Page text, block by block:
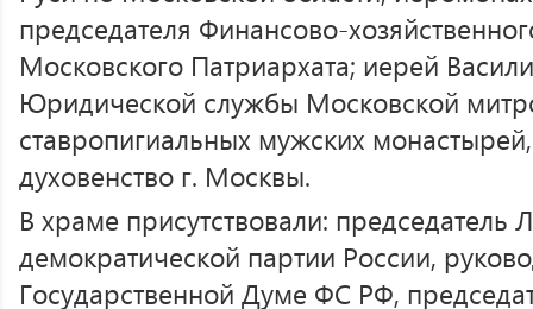
председателя Финансово-
Московского Патриархата; иерей
Юридической службы Московской
ставропигиальных мужских
духовенство г. Москвы.
В храме присутствовали: председатель
демократической партии России,
Государственной Думе ФС РФ,